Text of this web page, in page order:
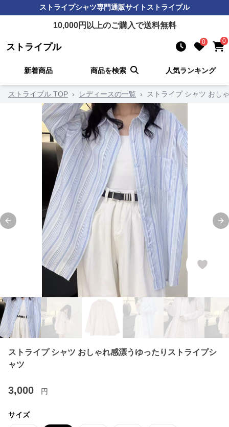
ストライプシャツ専門通販サイト ストライプル
10,000円以上のご購入で送料無料
ストライプル 0 0
新着商品 商品を検索 人気ランキング
ストライプル TOP › レディースの一覧 › ストライプ シャツ おし
Previous slide
ストライプ シャツ おしゃれ感漂うゆったりストライプシ
ャツ
3,000 円
サイズ